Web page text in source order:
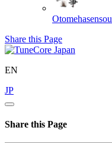
Otomehasensou
Share this Page
EN
JP
Share this Page